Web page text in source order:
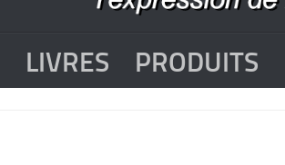
LIVRES PRODUITS